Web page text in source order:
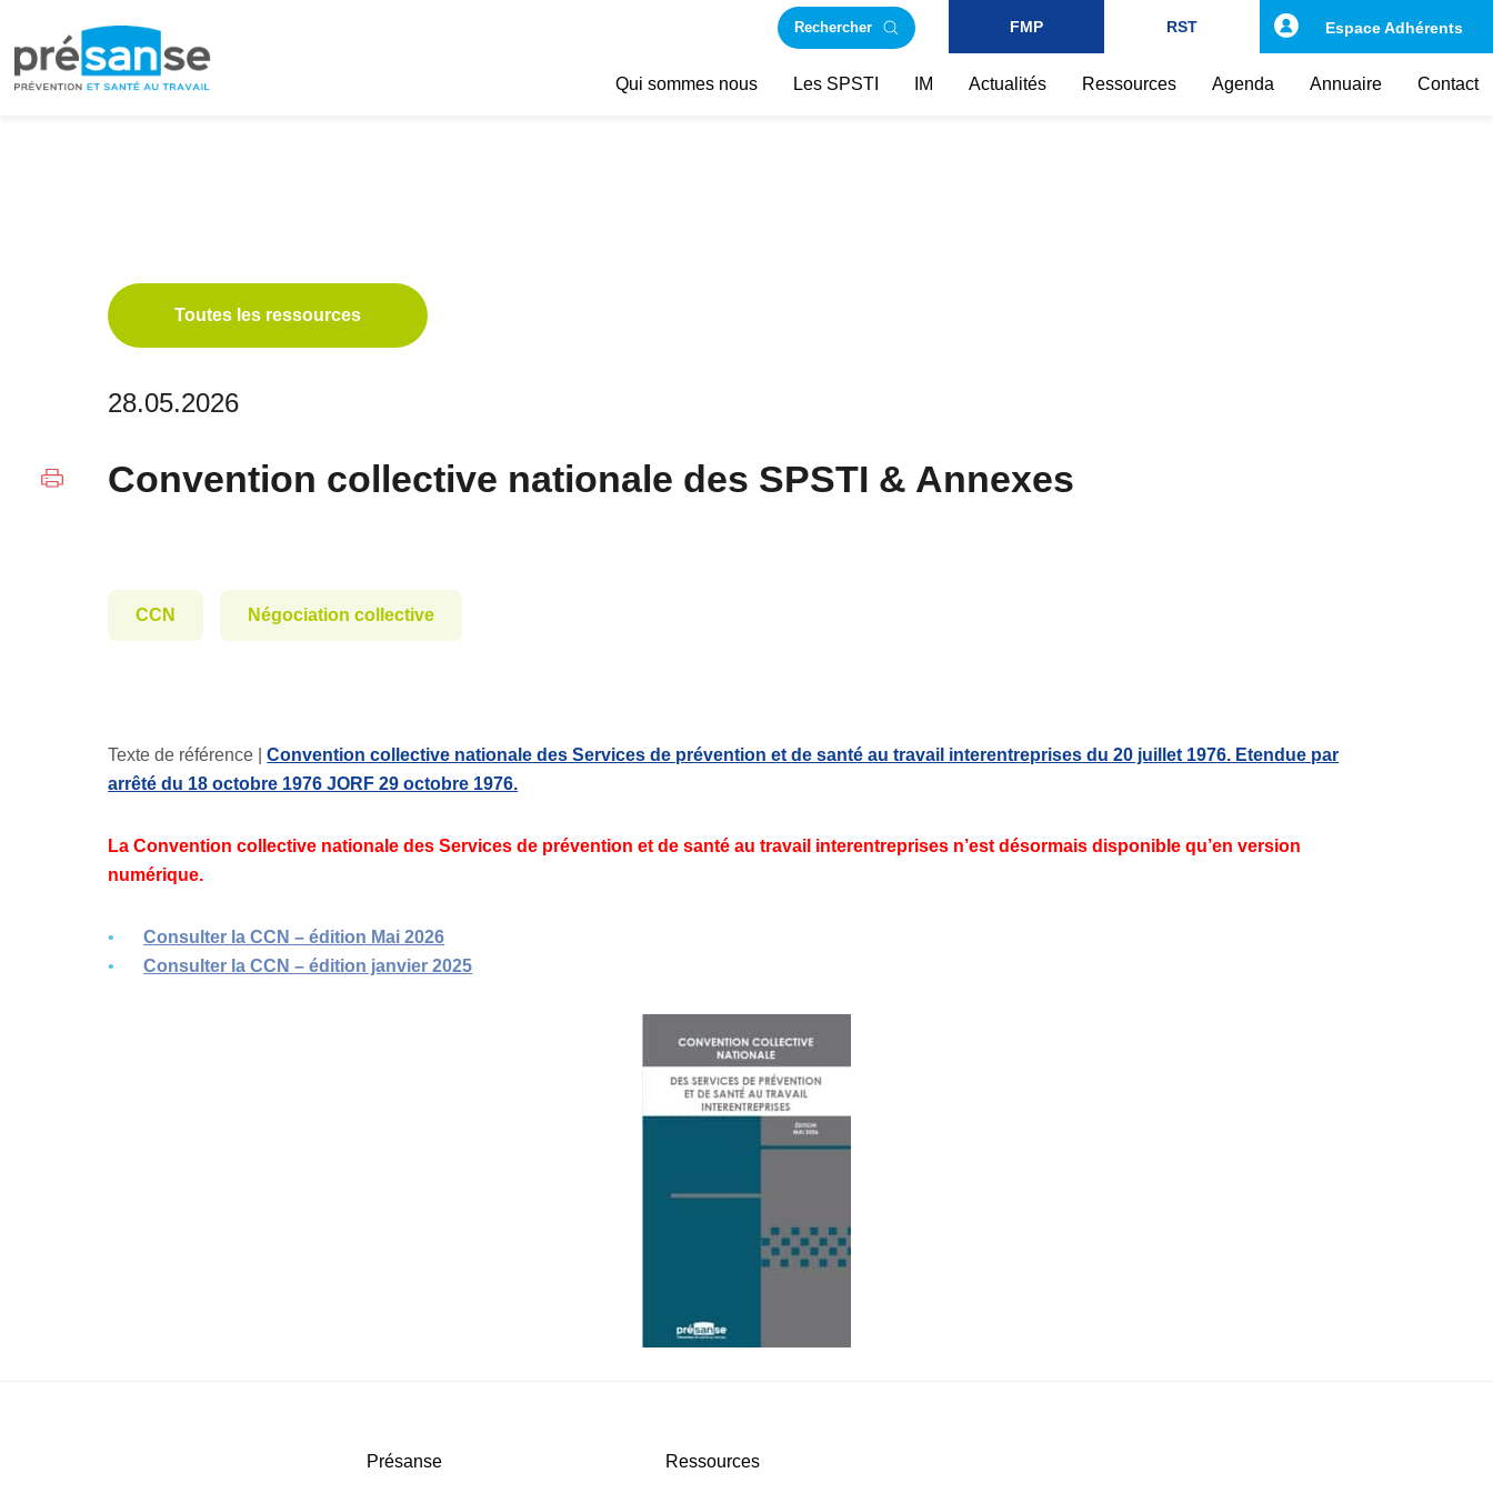
la
au
contenu
Rechercher FMP RST
Qui sommes nous Les SPSTI IM Actualités Ressources Agenda Annuaire Contact
Espace Adhérents
Toutes les ressources
28.05.2026
Convention collective nationale des SPSTI & Annexes
CCN Négociation collective
Texte de référence |Convention collective nationale des Services de prévention et de santé au travail interentreprises du 20 juillet 1976. Etendue par
arrêté du 18 octobre 1976 JORF 29 octobre 1976.
La Convention collective nationale des Services de prévention et de santé au travail interentreprises n’est désormais disponible qu’en version
numérique.
Consulter la CCN – édition Mai 2026
Consulter la CCN – édition janvier 2025
Présanse Ressources